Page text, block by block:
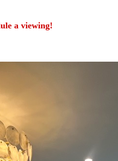
a viewing!